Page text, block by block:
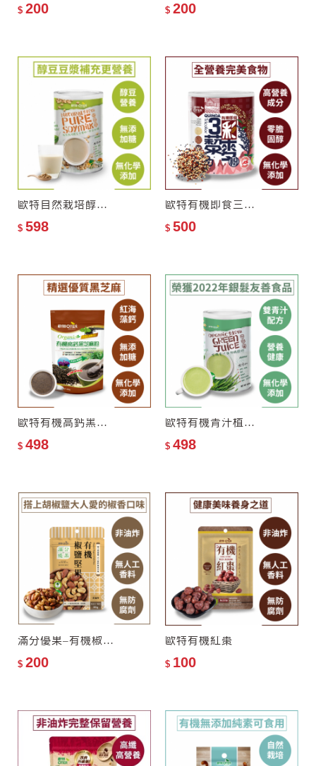
$ 200 $ 200
歐特自然栽培醇豆豆漿粉–零添加糖
$ 598
歐特有機即食三彩藜麥粉
$ 500
歐特有機高鈣黑芝麻粉
$ 498
歐特有機青汁植物纖穀奶
$ 498
滿分優果–有機椒鹽堅果
$ 200
歐特有機紅棗
$ 100